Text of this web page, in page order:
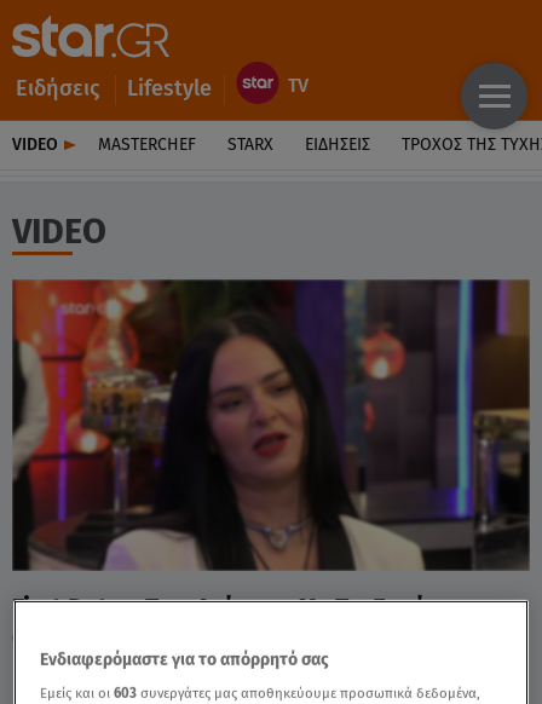
Ειδήσεις Lifestyle
VIDEO MASTERCHEF STARX ΕΙΔΉΣΕΙΣ ΤΡΟΧΌΣ ΤΗΣ
VIDEO
First Dates: Το... Ατύχημα Με Τις Επτά
Ολλανδέζες! - Video
Ενδιαφερόμαστε για το απόρρητό σας
Εμείς και οι603 συνεργάτες μας αποθηκεύουμε προσωπικά δεδομένα,